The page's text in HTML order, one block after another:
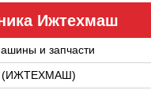
Ижтехмаш
и запчасти
(ИЖТЕХМАШ)